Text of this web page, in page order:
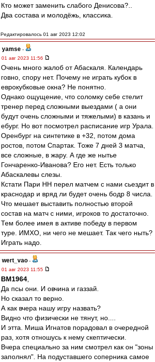
Кто может заменить слабого Денисова?..
Два состава и молодёжь, классика.
Редактировалось 01 авг 2023 12:02
yamse -
01 авг 2023 11:56
Очень много жалоб от Абаскаля. Календарь
говно, спору нет. Почему не играть кубок в
еврокубковые окна? Не понятно.
Однако ощущение, что соломку себе стелит
тренер перед сложными выездами ( а они
будут очень сложными и тяжелыми) в казань и
ебург. Но вот посмотрел расписание игр Урала.
Оренбург на синтетике в +32, потом дома
ростов, потом Спартак. Тоже 7 дней 3 матча,
все сложные, в жару. А где же нытье
Гончаренко-Иванова? Его нет. Есть только
Абаскалевы слезы.
Кстати Пари НН перел матчем с нами сьездит в
краснодар и вряд ли будет очень бодр 8 числа.
Что мешает выставить полностью второй
состав на матч с ними, игроков то достаточно.
Тем более имея в активе победу в первом
туре. ИМХО, ни чего не мешает. Так чего ныть?
Играть надо.
wert_vao -
01 авг 2023 11:55
BM1964
Да псы они. И овчина и газзай.
Но сказал то верно.
А как вчера нашу игру назвать?
Видно что физически не тянут, но....
И этта. Миша Игнатов порадовал в очередной
раз, хотя отношусь к нему скептически.
Вчера специально за ним смотрел как он "зоны
заполнял". На подуставшего соперника самое